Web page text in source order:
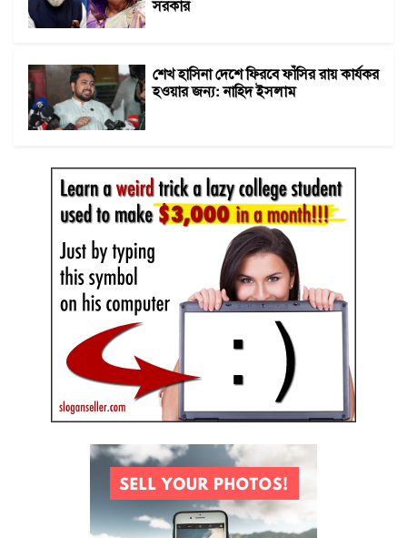
সরকার
শেখ হাসিনা দেশে ফিরবে ফাঁসির রায় কার্যকর
হওয়ার জন্য: নাহিদ ইসলাম